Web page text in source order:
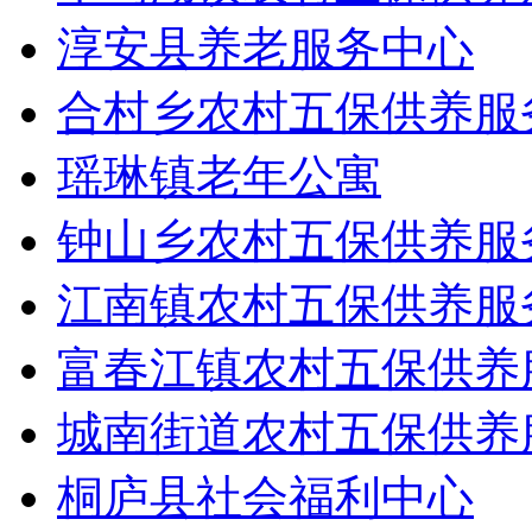
淳安县养老服务中心
合村乡农村五保供养
瑶琳镇老年公寓
钟山乡农村五保供养
江南镇农村五保供养
富春江镇农村五保供
城南街道农村五保供
桐庐县社会福利中心